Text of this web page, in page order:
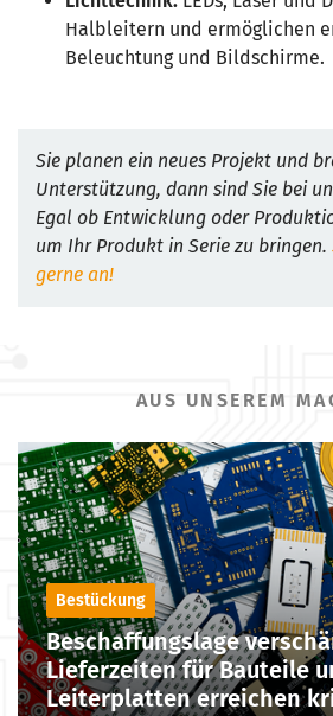
Halbleitern und ermöglichen
Beleuchtung und Bildschirme.
Sie planen ein neues Projekt und
Unterstützung, dann sind Sie bei
Egal ob Entwicklung oder
um Ihr Produkt in Serie zu bringen.
gerne an!
AUS UNSEREM
Bestückung
Beschaffungslage
Lieferzeiten für Bauteile
Leiterplatten erreichen